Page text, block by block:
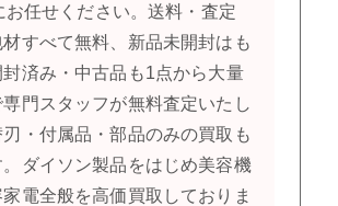
お任せください。送料・査定
すべて無料、新品未開封はも
封済み・中古品も1点から大量
専門スタッフが無料査定いたし
刃・付属品・部品のみの買取も
。ダイソン製品をはじめ美容機
電全般を高価買取しておりま